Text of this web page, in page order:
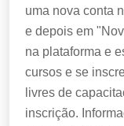
uma nova conta
e depois em
na plataforma e
cursos e se
livres de
inscrição.